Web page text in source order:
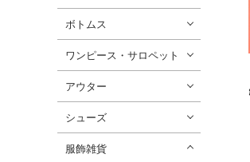
ボトムス
ワンピース・サロペット
アウター
シューズ
服飾雑貨